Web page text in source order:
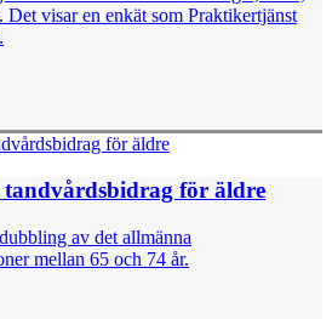
visar en enkät som Praktikertjänst
för äldre
av det allmänna
mellan 65 och 74 år.